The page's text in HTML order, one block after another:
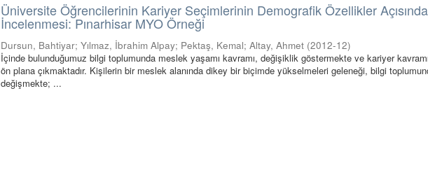
Üniversite Öğrencilerinin Kariyer Seçimlerinin Demografik Özellikler
İncelenmesi: Pınarhisar MYO Örneği
Dursun, Bahtiyar;Yılmaz, İbrahim Alpay; Pektaş, Kemal;Altay, Ahmet (2012-12)
İçinde bulunduğumuz bilgi toplumunda meslek yaşamı kavramı, değişiklik göstermekte ve kariyer kavramı
ön plana çıkmaktadır. Kişilerin bir meslek alanında dikey bir biçimde yükselmeleri geleneği, bilgi
değişmekte; ...